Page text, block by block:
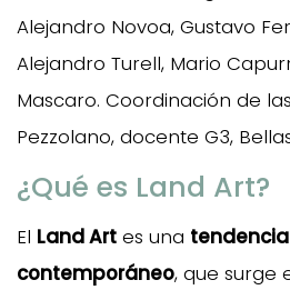
Alejandro Novoa, Gustavo
Alejandro Turell, Mario
Mascaro. Coordinación de
Pezzolano, docente G3,
¿Qué es Land Art?
El Land Art es una
contemporáneo, que surge